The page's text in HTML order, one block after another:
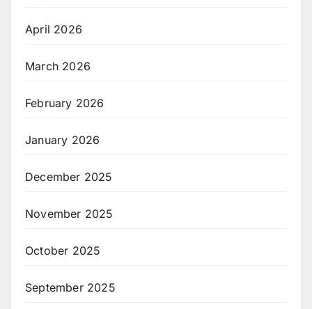
April 2026
March 2026
February 2026
January 2026
December 2025
November 2025
October 2025
September 2025